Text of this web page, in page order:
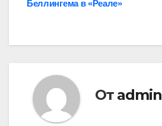
записям
Беллингема в «Реале»
От admin